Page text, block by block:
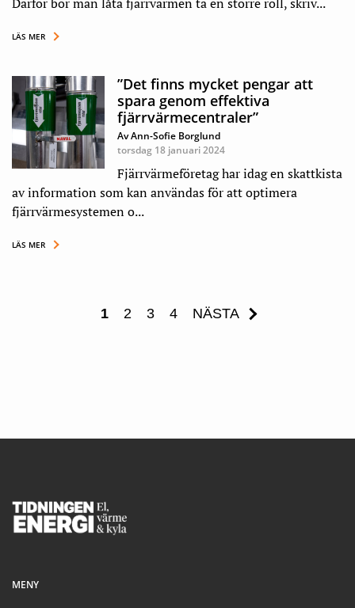
LÄS MER
”Det finns mycket pengar att
spara genom effektiva
fjärrvärmecentraler”
Av Ann-Sofie Borglund
torsdag 18 januari 2024
Fjärrvärmeföretag har idag en skattkista
av information som kan användas för att optimera
fjärrvärmesystemen o...
LÄS MER
1 2 3 4 NÄSTA
Footer
MENY